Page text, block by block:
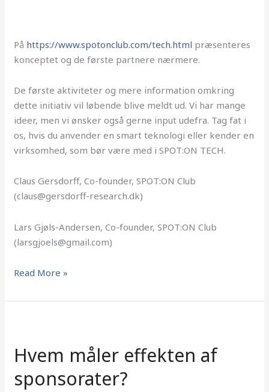
På https://www.spotonclub.com/tech.html præsenteres
konceptet og de første partnere nærmere.
De første aktiviteter og mere information omkring
dette initiativ vil løbende blive meldt ud. Vi har mange
ideer, men vi ønsker også gerne input udefra. Tag fat i
os, hvis du anvender en smart teknologi eller kender en
virksomhed, som bør være med i SPOT:ON TECH.
Claus Gersdorff, Co-founder, SPOT:ON Club
(claus@gersdorff-research.dk)
Lars Gjøls-Andersen, Co-founder, SPOT:ON Club
(larsgjoels@gmail.com)
Read More »
Hvem måler effekten af
sponsorater?
effekten
sponsorater?